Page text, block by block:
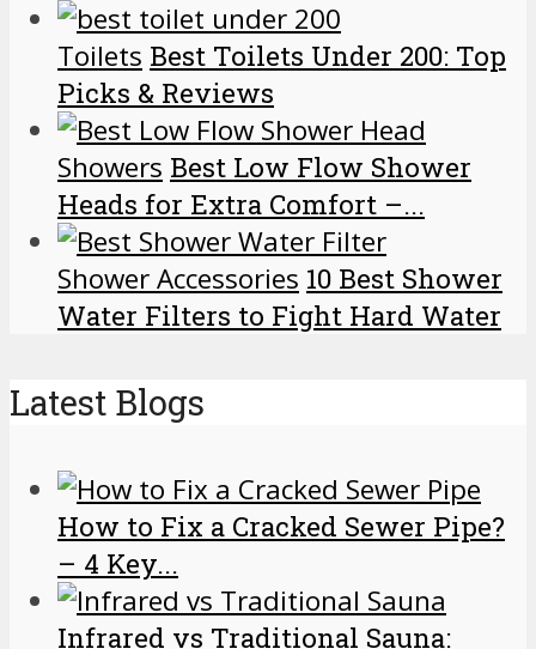
Toilets Best Toilets Under 200: Top
Picks & Reviews
Showers Best Low Flow Shower
Heads for Extra Comfort –...
Shower Accessories 10 Best Shower
Water Filters to Fight Hard Water
Latest Blogs
How to Fix a Cracked Sewer Pipe?
– 4 Key...
Infrared vs Traditional Sauna: